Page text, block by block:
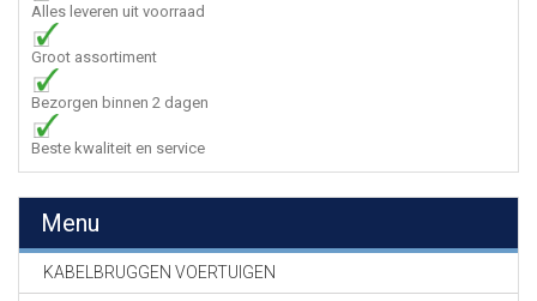
Alles leveren uit voorraad
Groot assortiment
Bezorgen binnen 2 dagen
Beste kwaliteit en service
Menu
KABELBRUGGEN VOERTUIGEN